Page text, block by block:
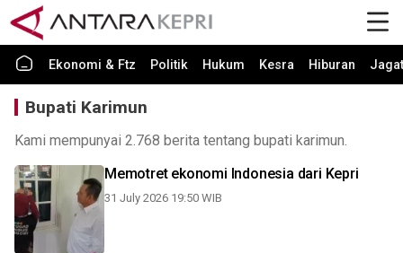
Ekonomi & Ftz Politik Hukum Kesra Hiburan Jagat
Bupati Karimun
Kami mempunyai 2.768 berita tentang bupati karimun.
Memotret ekonomi Indonesia dari Kepri
31 July 2026 19:50 WIB